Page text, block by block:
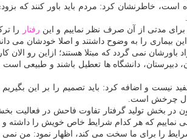
خاطرنشان کرد: مردم باید باور کنند که
رفتار
را
بیماری را به وضوح داشتند و اصلا خودشان می
باورشان نمی گردد که مبتلا هستند؛ ازاین رو
دبیرستان، دانشگاه ها تعطیل باشند و طبیعی
و اضافه کرد: باید تصمیم را بر این بگیریم
چرخش است.
در بخش تولید گرفتار تفاوت فاحش در فعالیت
می نماییم که هر کدام شرایط خاص خویش را داشته و
را برای ما سخت می کند، اظهار نمود: من نمی